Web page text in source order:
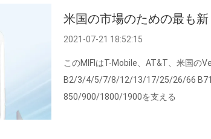
米国の市場のための最も
2021-07-21 18:52:15
このMIFIはT-Mobile、AT&T、米国の
B2/3/4/5/7/8/12/13/17/25/26/66 B71
850/900/1800/1900を支える